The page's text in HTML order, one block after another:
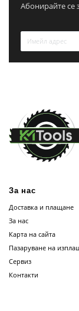
Абонирайте се
За нас
Доставка и плащане
За нас
Карта на сайта
Пазаруване на
Сервиз
Контакти